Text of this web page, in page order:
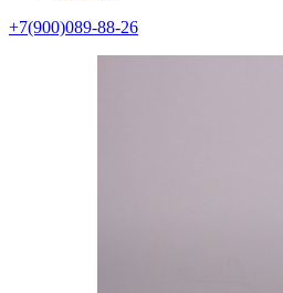
+7(900)089-88-26